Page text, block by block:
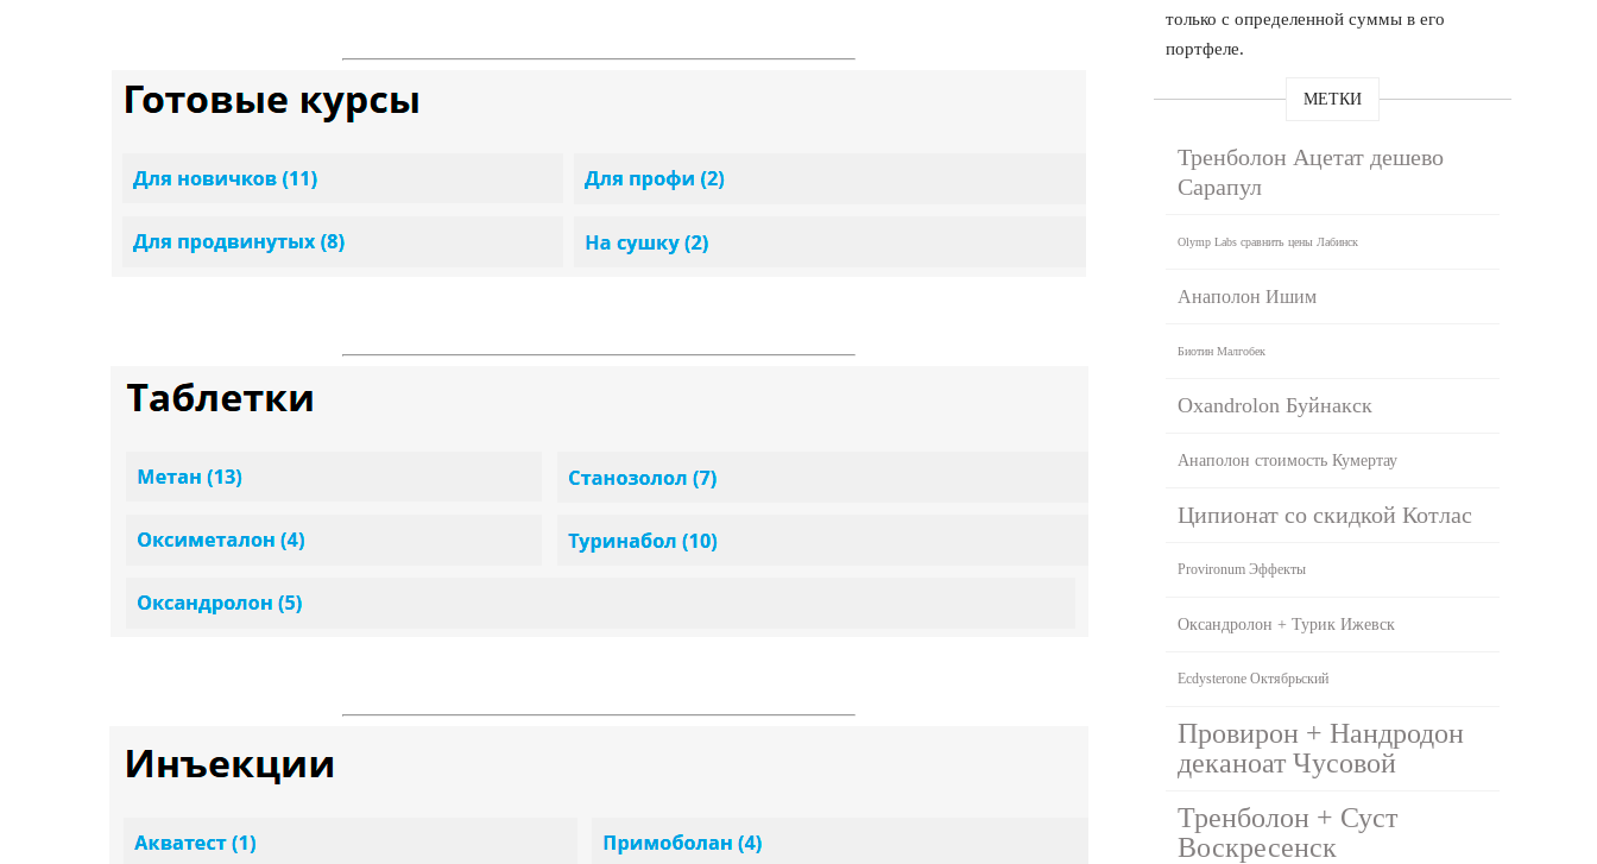
только с определенной суммы в его
портфеле.
МЕТКИ
Тренболон Ацетат дешево
Сарапул
Olymp Labs сравнить цены Лабинск
Анаполон Ишим
Биотин Малгобек
Oxandrolon Буйнакск
Анаполон стоимость Кумертау
Ципионат со скидкой Котлас
Provironum Эффекты
Оксандролон + Турик Ижевск
Ecdysterone Октябрьский
Провирон + Нандродон
деканоат Чусовой
Тренболон + Суст
Воскресенск